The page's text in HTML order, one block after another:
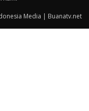
Media | Buanatv.net